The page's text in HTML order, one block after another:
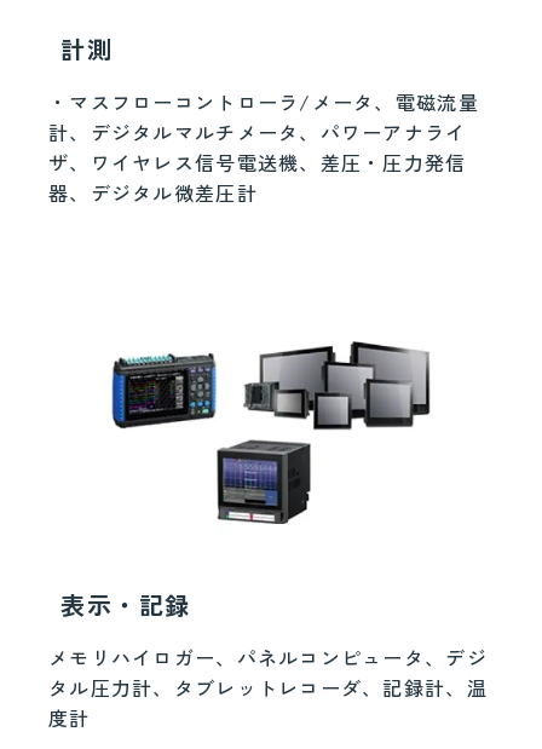
計測
・マスフローコントローラ/メータ、電磁流量
計、デジタルマルチメータ、パワーアナライ
ザ、ワイヤレス信号電送機、差圧・圧力発信
器、デジタル微差圧計
表示・記録
メモリハイロガー、パネルコンピュータ、デジ
タル圧力計、タブレットレコーダ、記録計、温
度計